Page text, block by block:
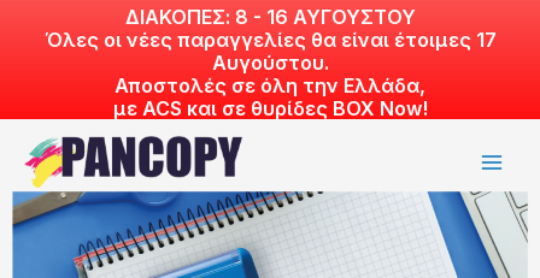
ΔΙΑΚΟΠΕΣ: 8 - 16 ΑΥΓΟΥΣΤΟΥ
Όλες οι νέες παραγγελίες θα είναι έτοιμες 17
Αυγούστου.
Αποστολές σε όλη την Ελλάδα,
με ACS και σε θυρίδες BOX Now!
info@pancopy.gr